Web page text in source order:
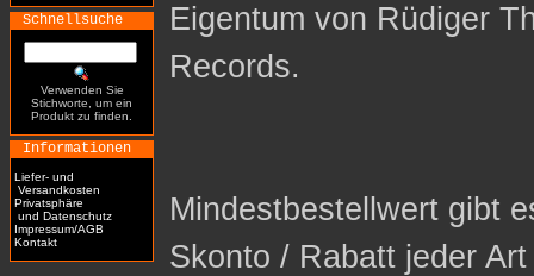
Schnellsuche
Verwenden Sie
Stichworte, um ein
Produkt zu finden.
Informationen
Liefer- und
Versandkosten
Privatsphäre
und Datenschutz
Impressum/AGB
Kontakt
Eigentum von Rüdiger
Records.
Mindestbestellwert gibt
Skonto / Rabatt jeder